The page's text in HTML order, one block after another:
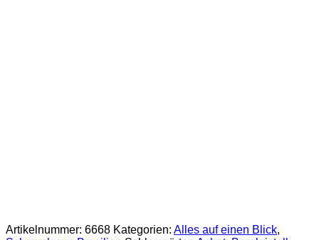
Artikelnummer: 6668 Kategorien: Alles auf einen Blick,